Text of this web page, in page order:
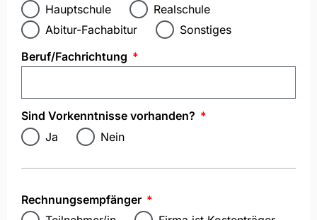
Hauptschule
Realschule
Abitur-Fachabitur
Sonstiges
Beruf/Fachrichtung
Sind Vorkenntnisse vorhanden?
Ja
Nein
Rechnungsempfänger